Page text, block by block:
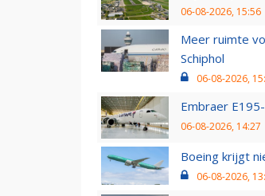
06-08-2026, 15:56
Meer ruimte
Schiphol
06-08-2026,
Embraer
06-08-2026, 14:27
Boeing krijgt
06-08-2026,